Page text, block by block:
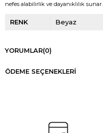
nefes alabilirlik ve dayanıklılık sunar.
RENK Beyaz
YORUMLAR(0)
ÖDEME SEÇENEKLERI